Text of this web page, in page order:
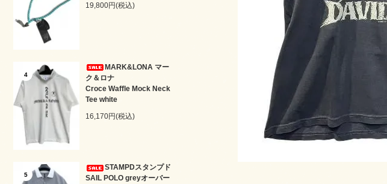
19,800円(税込)
4
MARK&LONA マー
ク＆ロナ
Croce Waffle Mock Neck
Tee white
16,170円(税込)
5
STAMPDスタンプド
SAIL POLO greyオーバー